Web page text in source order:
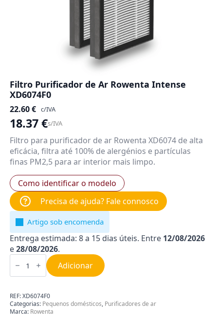
Filtro Purificador de Ar Rowenta Intense
XD6074F0
22.60€ c/IVA
18.37€s/IVA
Filtro para purificador de ar Rowenta XD6074 de alta
eficácia, filtra até 100% de alergénios e partículas
finas PM2,5 para ar interior mais limpo.
Como identificar o modelo
Precisa de ajuda? Fale connosco
Artigo sob encomenda
Entrega estimada: 8 a 15 dias úteis. Entre 12/08/2026
e28/08/2026.
Quantidade
de
Purificador
Ar
Rowenta
Intense
XD6074F0
Adicionar
REF:XD6074F0
Categorias: Pequenos domésticos, Purificadores de ar
Marca: Rowenta